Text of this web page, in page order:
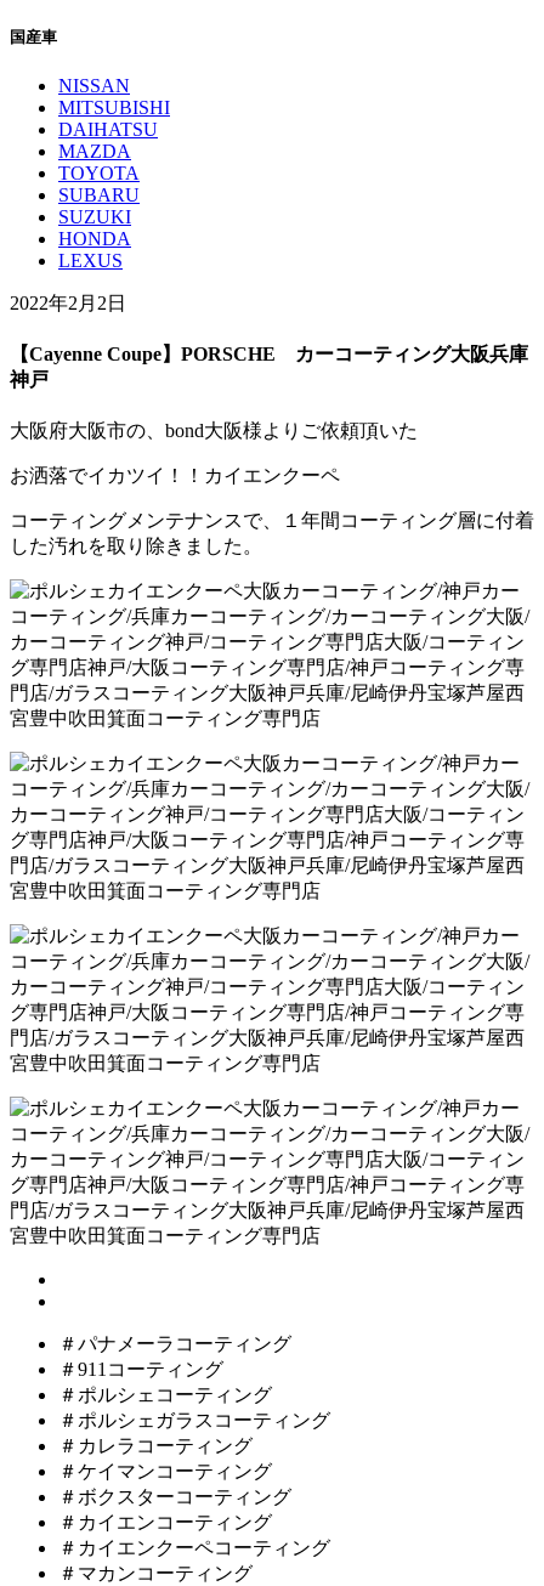
国産車
NISSAN
MITSUBISHI
DAIHATSU
MAZDA
TOYOTA
SUBARU
SUZUKI
HONDA
LEXUS
2022年2月2日
【Cayenne Coupe】PORSCHE カーコーティング大阪兵庫
神戸
大阪府大阪市の、bond大阪様よりご依頼頂いた
お洒落でイカツイ！！カイエンクーペ
コーティングメンテナンスで、１年間コーティング層に付着
した汚れを取り除きました。
＃パナメーラコーティング
＃911コーティング
＃ポルシェコーティング
＃ポルシェガラスコーティング
＃カレラコーティング
＃ケイマンコーティング
＃ボクスターコーティング
＃カイエンコーティング
＃カイエンクーペコーティング
＃マカンコーティング